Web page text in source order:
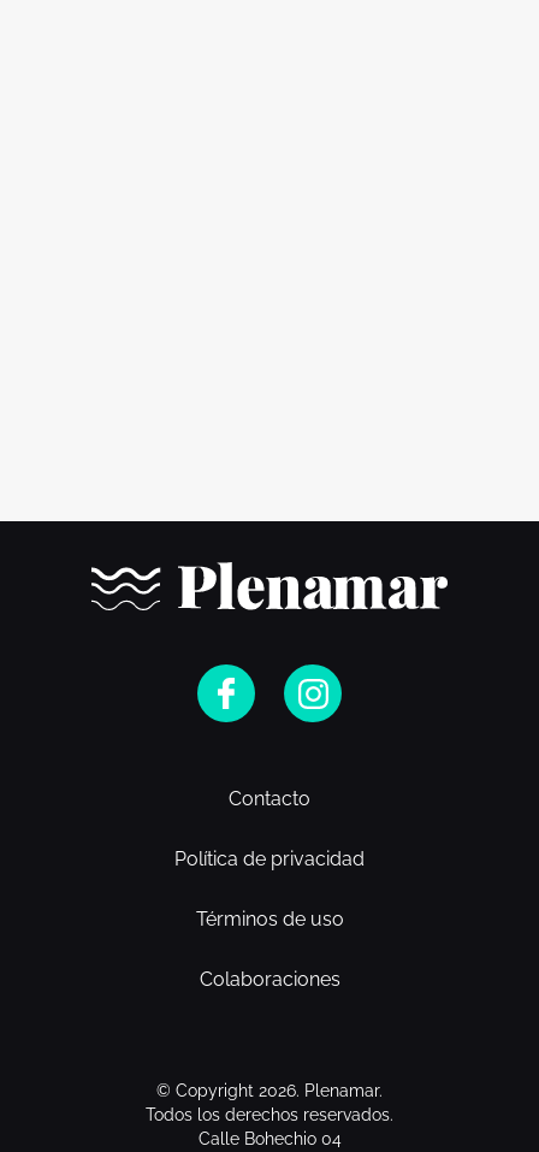
Contacto
Política de privacidad
Términos de uso
Colaboraciones
© Copyright 2026. Plenamar.
Todos los derechos reservados.
Calle Bohechio 04